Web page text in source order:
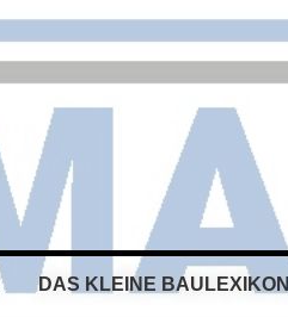
DAS KLEINE BAULEXIKON